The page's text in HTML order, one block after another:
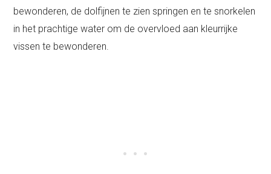
bewonderen, de dolfijnen te zien springen en te snorkelen
in het prachtige water om de overvloed aan kleurrijke
vissen te bewonderen.